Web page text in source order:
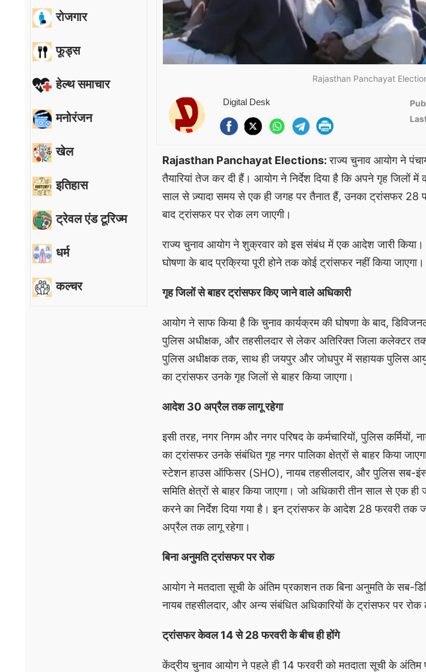
रोजगार
फूड्स
हेल्थ समाचार
मनोरंजन
खेल
इतिहास
ट्रेवल एंड टूरिज्म
धर्म
कल्चर
Rajasthan Panchayat
Digital Desk
Rajasthan Panchayat Elections:राज्य चुनाव आयोग ने
तैयारियां तेज कर दी हैं। आयोग ने निर्देश दिया है कि अपने गृह जिलों में
साल से ज़्यादा समय से एक ही जगह पर तैनात हैं, उनका ट्रांसफर 28
बाद ट्रांसफर पर रोक लग जाएगी।
राज्य चुनाव आयोग ने शुक्रवार को इस संबंध में एक आदेश जारी किया।
घोषणा के बाद प्रक्रिया पूरी होने तक कोई ट्रांसफर नहीं किया जाएगा।
गृह जिलों से बाहर ट्रांसफर किए जाने वाले अधिकारी
आयोग ने साफ किया है कि चुनाव कार्यक्रम की घोषणा के बाद,
पुलिस अधीक्षक, और तहसीलदार से लेकर अतिरिक्त जिला कलेक्टर
पुलिस अधीक्षक तक, साथ ही जयपुर और जोधपुर में सहायक पुलिस
का ट्रांसफर उनके गृह जिलों से बाहर किया जाएगा।
आदेश 30 अप्रैल तक लागू रहेगा
इसी तरह, नगर निगम और नगर परिषद के कर्मचारियों, पुलिस
का ट्रांसफर उनके संबंधित गृह नगर पालिका क्षेत्रों से बाहर किया
स्टेशन हाउस ऑफिसर (SHO), नायब तहसीलदार, और पुलिस सब-
समिति क्षेत्रों से बाहर किया जाएगा। जो अधिकारी तीन साल से एक
करने का निर्देश दिया गया है। इन ट्रांसफर के आदेश 28 फरवरी तक
अप्रैल तक लागू रहेगा।
बिना अनुमति ट्रांसफर पर रोक
आयोग ने मतदाता सूची के अंतिम प्रकाशन तक बिना अनुमति के सब-
नायब तहसीलदार, और अन्य संबंधित अधिकारियों के ट्रांसफर पर रोक
ट्रांसफर केवल 14 से 28 फरवरी के बीच ही होंगे
केंद्रीय चुनाव आयोग ने पहले ही 14 फरवरी को मतदाता सूची के अंतिम